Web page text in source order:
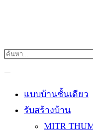
แบบบ้านชั้นเดียว
รับสร้างบ้าน
MITR